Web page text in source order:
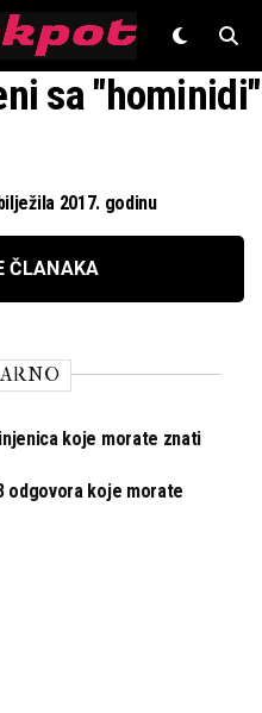
sa "hominidi"
2017. godinu
ČLANAKA
koje morate znati
odgovora koje morate